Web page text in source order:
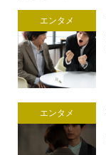
エンタメ
エンタメ